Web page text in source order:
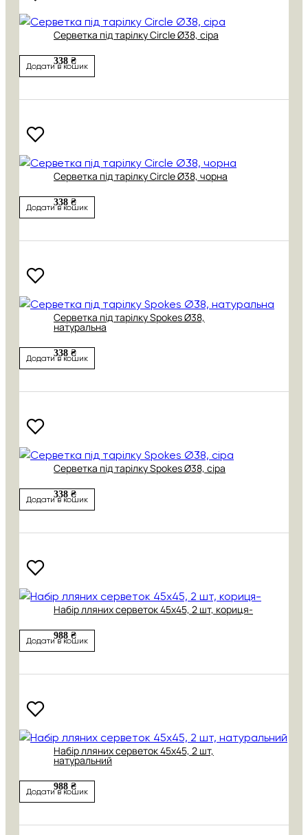
Серветка під тарілку Circle Ø38, сіра
338 ₴
Додати в кошик
Серветка під тарілку Circle Ø38, чорна
338 ₴
Додати в кошик
Серветка під тарілку Spokes Ø38,
натуральна
338 ₴
Додати в кошик
Серветка під тарілку Spokes Ø38, сіра
338 ₴
Додати в кошик
Набір лляних серветок 45х45, 2 шт, кориця-
988 ₴
Додати в кошик
Набір лляних серветок 45х45, 2 шт,
натуральний
988 ₴
Додати в кошик